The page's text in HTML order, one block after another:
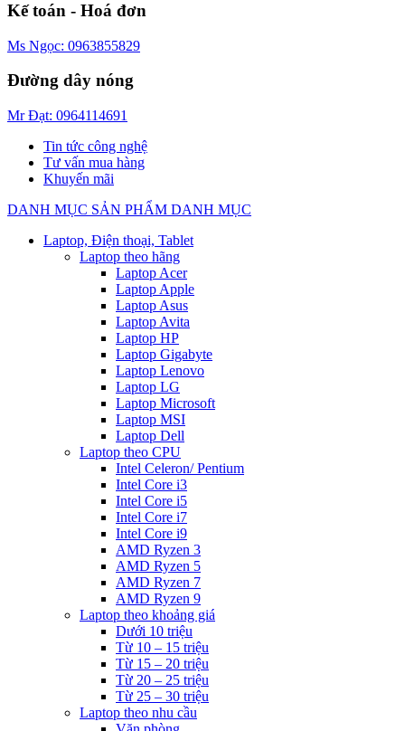
Kế toán - Hoá đơn
Ms Ngọc: 0963855829
Đường dây nóng
Mr Đạt: 0964114691
Tin tức công nghệ
Tư vấn mua hàng
Khuyến mãi
DANH MỤC SẢN PHẨM DANH MỤC
Laptop, Điện thoại, Tablet
Laptop theo hãng
Laptop Acer
Laptop Apple
Laptop Asus
Laptop Avita
Laptop HP
Laptop Gigabyte
Laptop Lenovo
Laptop LG
Laptop Microsoft
Laptop MSI
Laptop Dell
Laptop theo CPU
Intel Celeron/ Pentium
Intel Core i3
Intel Core i5
Intel Core i7
Intel Core i9
AMD Ryzen 3
AMD Ryzen 5
AMD Ryzen 7
AMD Ryzen 9
Laptop theo khoảng giá
Dưới 10 triệu
Từ 10 – 15 triệu
Từ 15 – 20 triệu
Từ 20 – 25 triệu
Từ 25 – 30 triệu
Laptop theo nhu cầu